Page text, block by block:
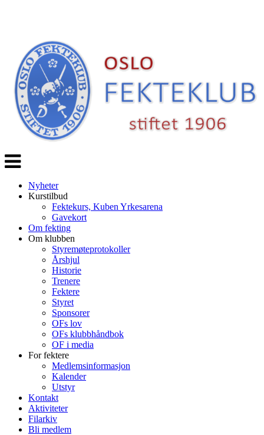
Veksle
navigasjon
Nyheter
Kurstilbud
Fektekurs, Kuben Yrkesarena
Gavekort
Om fekting
Om klubben
Styremøteprotokoller
Årshjul
Historie
Trenere
Fektere
Styret
Sponsorer
OFs lov
OFs klubbhåndbok
OF i media
For fektere
Medlemsinformasjon
Kalender
Utstyr
Kontakt
Aktiviteter
Filarkiv
Bli medlem